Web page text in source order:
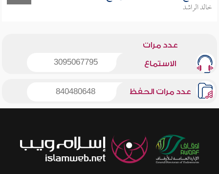
خالد الراشد
عدد مرات
الاستماع 3095067795
عدد مرات الحفظ 840480648